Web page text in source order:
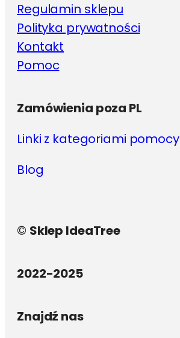
Regulamin sklepu
Polityka prywatności
Kontakt
Pomoc
Zamówienia poza PL
Linki z kategoriami pomocy
Blog
© Sklep IdeaTree
2022-2025
Znajdź nas